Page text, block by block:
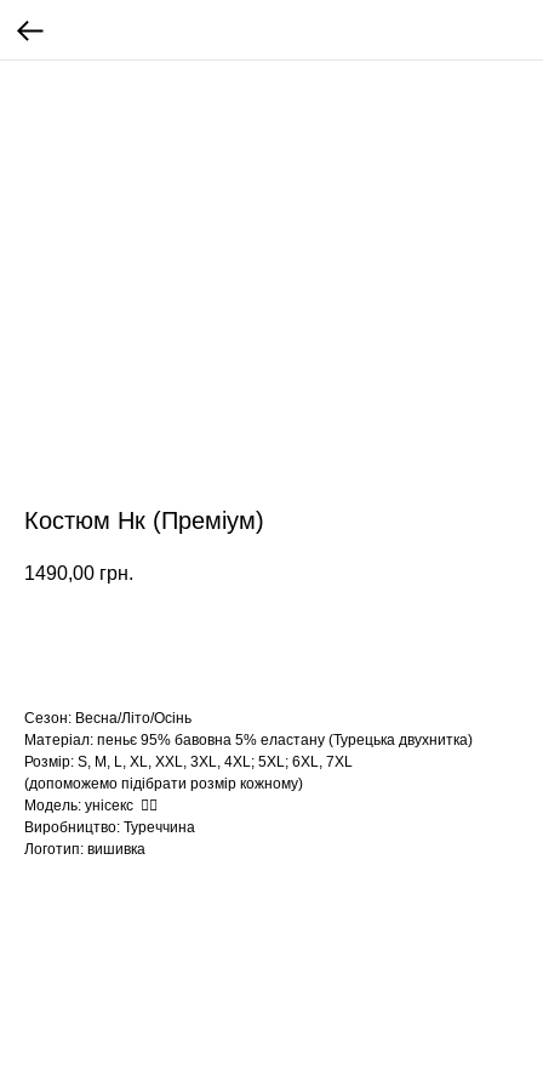
Костюм Нк (Преміум)
1490,00 грн.
Сезон: Весна/Літо/Осінь
Матеріал: пеньє 95% бавовна 5% еластану (Турецька двухнитка)
Розмір: S, M, L, XL, XXL, 3XL, 4XL; 5XL; 6XL, 7XL
(допоможемо підібрати розмір кожному)
Модель: унісекс ☝🏻
Виробництво: Туреччина
Логотип: вишивка